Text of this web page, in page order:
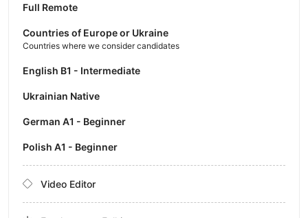
Full Remote
Countries of Europe or Ukraine
Countries where we consider candidates
English B1 - Intermediate
Ukrainian Native
German A1 - Beginner
Polish A1 - Beginner
Video Editor